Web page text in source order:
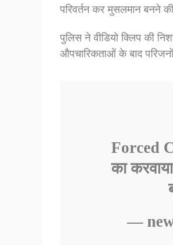
परिवर्तन कर मुसलमान बनने
पुलिस ने वीडियो क्लिप की
औपचारिकताओं के बाद परिजनों
Forced
का
—